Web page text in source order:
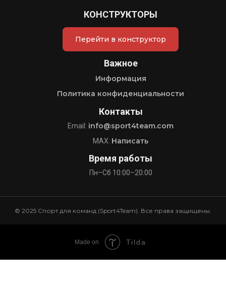
КОНСТРУКТОРЫ
Перейти в конструктор
Важное
Информация
Политика конфиденциальности
Контакты
Email: info@sport4team.com
MAX: Написать
Время работы
Пн–Сб 10:00–20:00
© 2025 Спорт для команд (Sport4Team). Все права защищены.
Made on Tilda